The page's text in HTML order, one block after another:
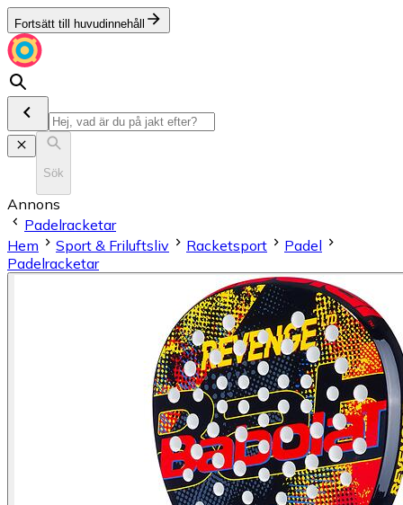
Fortsätt till huvudinnehåll
Sök
Annons
Padelracketar
Hem
Sport & Friluftsliv Racketsport
Padel
Padelracketar